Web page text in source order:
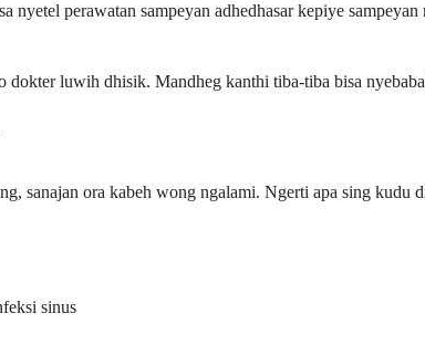
nyetel perawatan sampeyan adhedhasar kepiye
luwih dhisik. Mandheg kanthi tiba-tiba bisa
sanajan ora kabeh wong ngalami. Ngerti apa sing kudu
sinus